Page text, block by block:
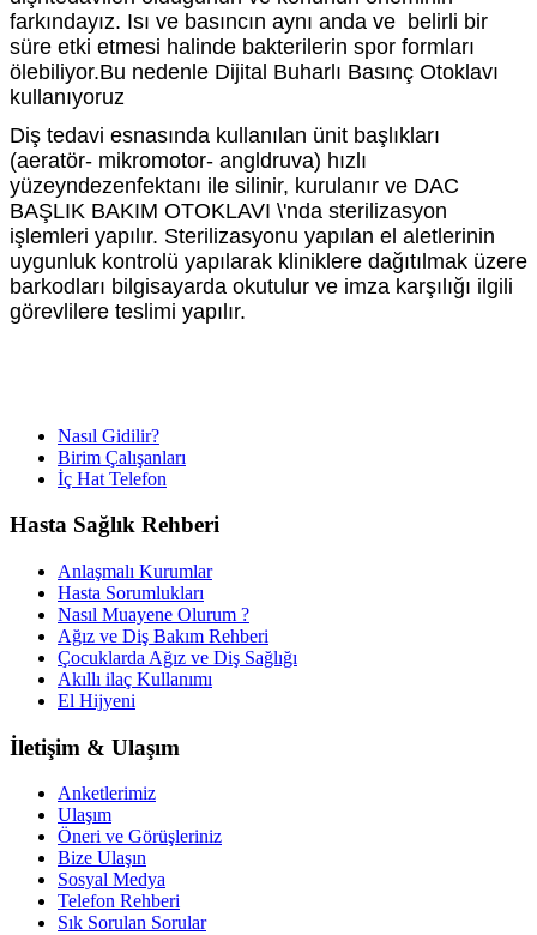
farkındayız. Isı ve basıncın aynı anda ve belirli bir
süre etki etmesi halinde bakterilerin spor formları
ölebiliyor.Bu nedenle Dijital Buharlı Basınç Otoklavı
kullanıyoruz
Diş tedavi esnasında kullanılan ünit başlıkları
(aeratör- mikromotor- angldruva) hızlı
yüzeyndezenfektanı ile silinir, kurulanır ve DAC
BAŞLIK BAKIM OTOKLAVI \'nda sterilizasyon
işlemleri yapılır. Sterilizasyonu yapılan el aletlerinin
uygunluk kontrolü yapılarak kliniklere dağıtılmak üzere
barkodları bilgisayarda okutulur ve imza karşılığı ilgili
görevlilere teslimi yapılır.
Nasıl Gidilir?
Birim Çalışanları
İç Hat Telefon
Hasta Sağlık Rehberi
Anlaşmalı Kurumlar
Hasta Sorumlukları
Nasıl Muayene Olurum ?
Ağız ve Diş Bakım Rehberi
Çocuklarda Ağız ve Diş Sağlığı
Akıllı ilaç Kullanımı
El Hijyeni
İletişim & Ulaşım
Anketlerimiz
Ulaşım
Öneri ve Görüşleriniz
Bize Ulaşın
Sosyal Medya
Telefon Rehberi
Sık Sorulan Sorular